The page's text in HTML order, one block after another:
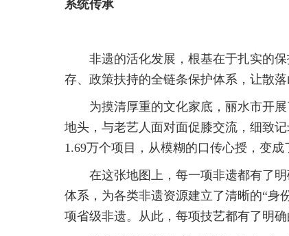
系统传承
非遗的活化发展，根基在于扎实的
存、政策扶持的全链条保护体系，让散
为摸清厚重的文化家底，丽水市开
地头，与老艺人面对面促膝交流，细致
1.69万个项目，从模糊的口传心授，变成
在这张地图上，每一项非遗都有了
体系，为各类非遗资源建立了清晰的“身
项省级非遗。从此，每项技艺都有了明确